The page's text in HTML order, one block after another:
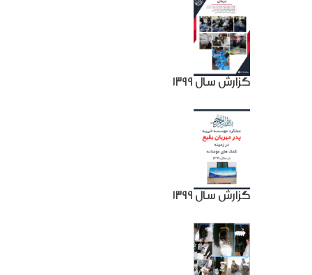
گزارش سال 1399
گزارش سال 1399